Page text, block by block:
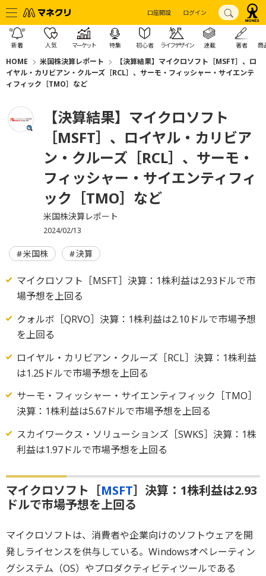
口座開設 ログイン
新着 人気 マーケット 特集 初心者 ライフデザイン 連載 著者 商
HOME 米国株決算レポート
【決算結果】マイクロソフト［MSFT］、ロ
イヤル・カリビアン・クルーズ［RCL］、サーモ・フィッシャー・サイエンテ
ィフィック［TMO］など
【決算結果】マイクロソフト
［MSFT］、ロイヤル・カリビア
ン・クルーズ［RCL］、サーモ・
フィッシャー・サイエンティフィ
ック［TMO］など
米国株決算レポート
2024/02/13
米国株 決算
マイクロソフト［MSFT］決算：1株利益は2.93ドルで市
場予想を上回る
クォルボ［QRVO］決算：1株利益は2.10ドルで市場予想
を上回る
ロイヤル・カリビアン・クルーズ［RCL］決算：1株利益
は1.25ドルで市場予想を上回る
サーモ・フィッシャー・サイエンティフィック［TMO］
決算：1株利益は5.67ドルで市場予想を上回る
スカイワークス・ソリューションズ［SWKS］決算：1株
利益は1.97ドルで市場予想を上回る
マイクロソフト［MSFT］決算：1株利益は2.93
ドルで市場予想を上回る
マイクロソフトは、消費者や企業向けのソフトウェアを開
発しライセンスを供与している。Windowsオペレーティン
グシステム（OS）やプロダクティビティツールである